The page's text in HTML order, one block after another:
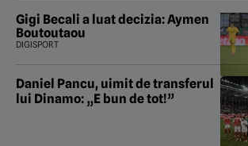
Gigi Becali a luat decizia: Aymen
Boutoutaou
DIGISPORT
Daniel Pancu, uimit de transferul
lui Dinamo: „E bun de tot!”